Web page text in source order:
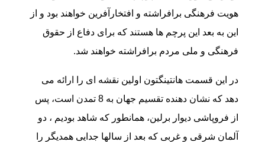
هویت فرهنگی برافراشته و افتخارآفرین خواهند بود و از
این به بعد این پرچم ها هستند که برای دفاع از حقوق
فرهنگی و ملی مردم برافراشته خواهند شد.
در این قسمت هانتینگتون اولین نقشه ای را ارائه می
دهد که نشان دهنده تقسیم جهان به 8 تمدن است، پس
از فروپاشی دیوار برلین، همانطور که شاهد بودیم ، دو
آلمان شرقی و غربی که بعد از سالها جدایی همدیگر را